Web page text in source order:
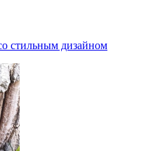
стильным дизайном